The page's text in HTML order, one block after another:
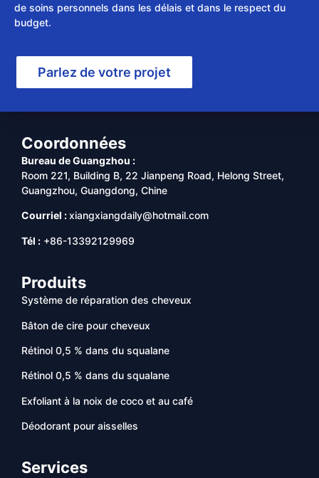
de soins personnels dans les délais et dans le respect du
budget.
Parlez de votre projet
Coordonnées
Bureau de Guangzhou :
Room 221, Building B, 22 Jianpeng Road, Helong Street,
Guangzhou, Guangdong, Chine
Courriel :xiangxiangdaily@hotmail.com
Tél : +86-13392129969
Produits
Système de réparation des cheveux
Bâton de cire pour cheveux
Rétinol 0,5 % dans du squalane
Rétinol 0,5 % dans du squalane
Exfoliant à la noix de coco et au café
Déodorant pour aisselles
Services